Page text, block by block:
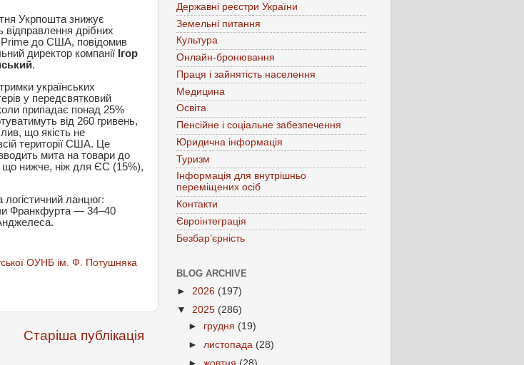
Укрпошта знижує
відправлення дрібних
Prime до США, повідомив
директор компанії Ігор
.
українських
у передсвятковий
припадає понад 25%
від 260 гривень,
що якість не
території США. Це
мита на товари до
що нижче, ніж для ЄС (15%),
ланцюг:
Франкфурта — 34–40
ОУНБ ім. Ф. Потушняка
Старіша публікація
Державні реєстри України
Земельні питання
Культура
Онлайн-бронювання
Праця і зайнятість населення
Медицина
Освіта
Пенсійне і соціальне забезпечення
Юридична інформація
Туризм
Інформація для внутрішньо
переміщених осіб
Контакти
Євроінтеграція
Безбар’єрність
BLOG ARCHIVE
► 2026 (197)
▼ 2025 (286)
► грудня (19)
► листопада (28)